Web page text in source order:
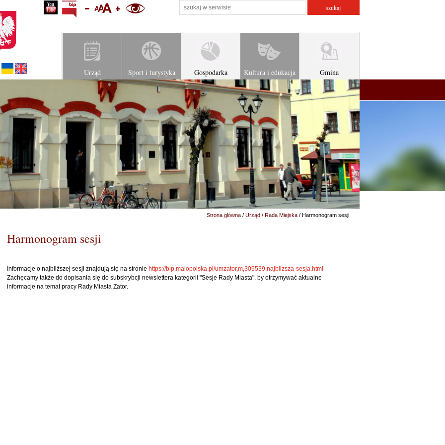
Українська версія
profil na youtubeBiuletyn Informacji Publicznej Urzędu Miejskiego w Zatorze
zmniejsz rozmiar tekstu
ustaw domyślny rozmiar tekstu
zwiększ rozmiar tekstu
wersja kontrastowa
Urząd Sport i turystyka Gospodarka Kultura i edukacja Gmina
Strona główna / Urząd / Rada Miejska / Harmonogram sesji
Harmonogram sesji
Informacje o najbliższej sesji znajdują się na stronie https://bip.malopolska.pl/umzator,m,309539,najblizsza-sesja.html
Zachęcamy także do dopisania się do subskrybcji newslettera kategorii "Sesje Rady Miasta", by otrzymywać aktualne
informacje na temat pracy Rady Miasta Zator.